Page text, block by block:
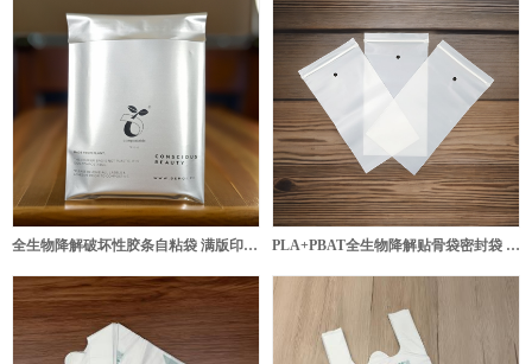
全生物降解破坏性胶条自粘袋 满版印刷细银 化妆品包装袋 PLA+PBAT全生物降解贴骨袋密封袋 小饰品包装专用